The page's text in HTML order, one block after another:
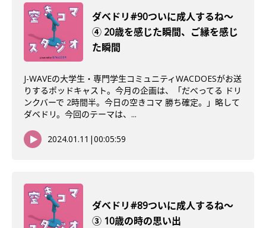
ダベドリ#90ついに成人するね〜
④ 20歳を感じた瞬間、ご縁を感じ
た瞬間
J-WAVEの大学生・専門学生コミュニティWACDOESがお送
りするポッドキャスト。今月の企画は、「だべってる ドリ
ンクバーで 2時間半。今日の空きコマ 勝ち確定。」略して
ダベドリ。今回のテーマは、...
2024.01.11 |00:05:59
ダベドリ#89ついに成人するね〜
③ 10歳の時の思い出